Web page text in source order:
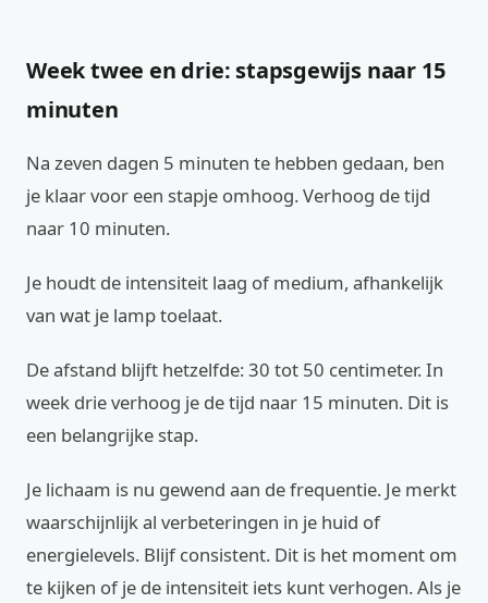
Week twee en drie: stapsgewijs naar 15
minuten
Na zeven dagen 5 minuten te hebben gedaan, ben
je klaar voor een stapje omhoog. Verhoog de tijd
naar 10 minuten.
Je houdt de intensiteit laag of medium, afhankelijk
van wat je lamp toelaat.
De afstand blijft hetzelfde: 30 tot 50 centimeter. In
week drie verhoog je de tijd naar 15 minuten. Dit is
een belangrijke stap.
Je lichaam is nu gewend aan de frequentie. Je merkt
waarschijnlijk al verbeteringen in je huid of
energielevels. Blijf consistent. Dit is het moment om
te kijken of je de intensiteit iets kunt verhogen. Als je